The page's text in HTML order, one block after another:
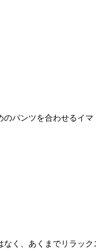
パンツを合わせるイ
く、あくまでリラッ